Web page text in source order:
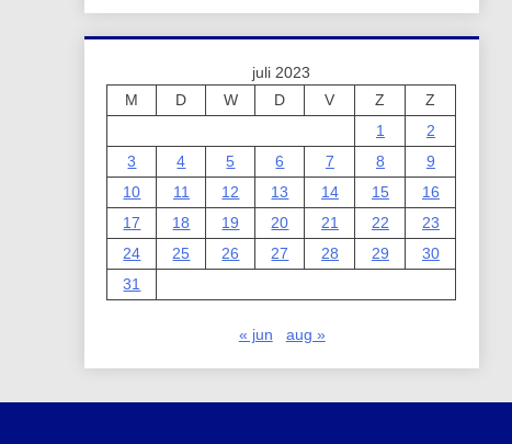
juli 2023
M
D W D V Z
Z
1
2
3
4 5 6 7 8
9
10
11 12 13 14 15
16
17
18 19 20 21 22
23
24
25 26 27 28 29
30
31
« jun aug »